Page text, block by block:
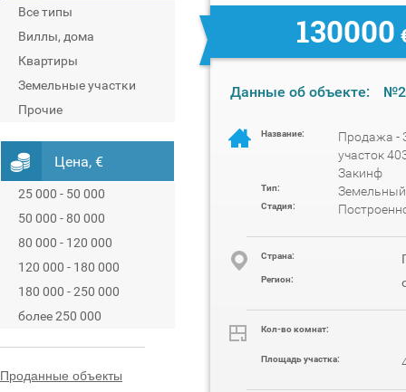
Все типы
Виллы, дома
Квартиры
Земельные участки
Прочие
Цена, €
25 000 - 50 000
50 000 - 80 000
80 000 - 120 000
120 000 - 180 000
180 000 - 250 000
более 250 000
Проданные объекты
130000
Данные об объекте:
Название:
Продажа -
участок
Закинф
Тип: Земельный
Стадия:
Cтрана:
Регион:
Кол-во комнат:
Площадь участка: